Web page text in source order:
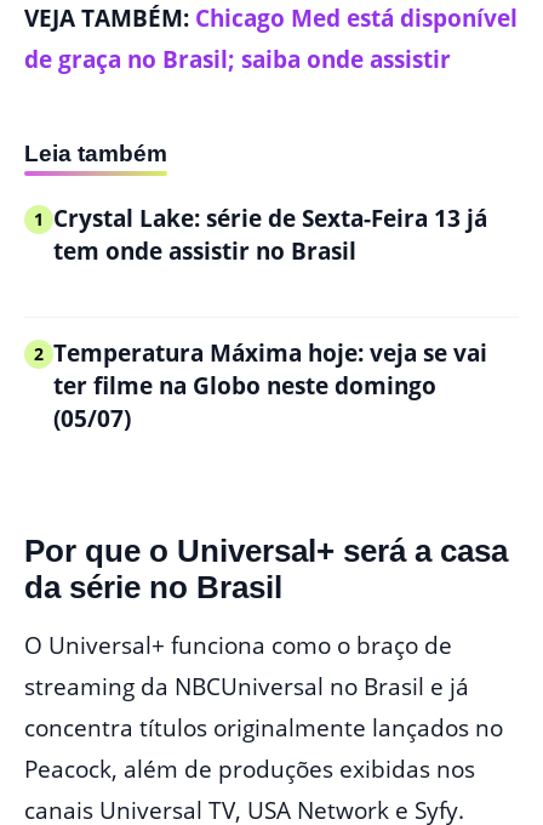
VEJA TAMBÉM: Chicago Med está disponível
de graça no Brasil; saiba onde assistir
Leia também
1 Crystal Lake: série de Sexta-Feira 13 já
tem onde assistir no Brasil
2 Temperatura Máxima hoje: veja se vai
ter filme na Globo neste domingo
(05/07)
Por que o Universal+ será a casa
da série no Brasil
O Universal+ funciona como o braço de
streaming da NBCUniversal no Brasil e já
concentra títulos originalmente lançados no
Peacock, além de produções exibidas nos
canais Universal TV, USA Network e Syfy.